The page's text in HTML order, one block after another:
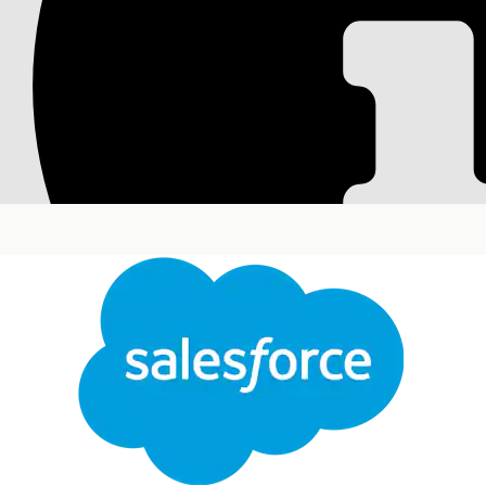
Einrichten von
Richten Sie die Next Best Customer-
Verfügbarkeit:
Kundenengagement" und dem verwalteten Paket
Einrichten der Komponente "Next Best Customers"
Konfigurieren Sie die Komponente "Life Sciences
Kundenengagement priorisierte Accounts mit
Accountstatistiken angezeigt werden.
Konfigurieren der Next Best-
Passen Sie die erforderlichen Einstellungen für
Einrichten der für Next Best Customer
Konfigurieren Sie die Daten, die erforderlich sind,
Accountbewertungsberechnungen zu unterstützen.